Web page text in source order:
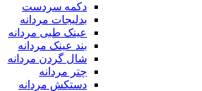
دکمه سردست
بدلیجات مردانه
عینک طبی مردانه
بند عینک مردانه
شال گردن مردانه
چتر مردانه
دستکش مردانه